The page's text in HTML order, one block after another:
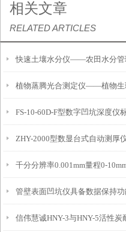
相关文章
RELATED ARTICLES
快速土壤水分仪——农田水分管
便携式检测工具
植物蒸腾光合测定仪——植物生
态的实时监测设备
FS-10-60D-F型数字凹坑深度仪
IP54级表头分辨率0.01mm量程
10mm！
ZHY-2000型数显台式自动测厚
特点
千分分辨率0.001mm量程0-
埋头度仪技术参数！
管壁表面凹坑仪具备数据保持功
免测试过程中测针移动导致数据
信伟慧诚HNY-3与HNY-5活性炭